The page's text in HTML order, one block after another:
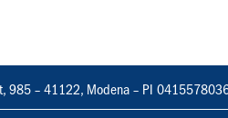
985 – 41122, Modena – PI